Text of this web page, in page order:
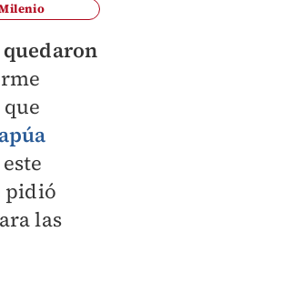
quedaron
pidió
las